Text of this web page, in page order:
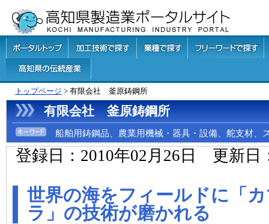
トップページ > 有限会社 釜原鋳鋼所
有限会社 釜原鋳鋼所
船舶用鋳鋼品、農業用機械・器具・設備、舵支材、
登録日：2010年02月26日 更新
世界の海をフィールドに「
ラ」の技術が磨かれる